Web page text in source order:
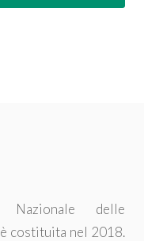
Nazionale delle
costituita nel 2018.